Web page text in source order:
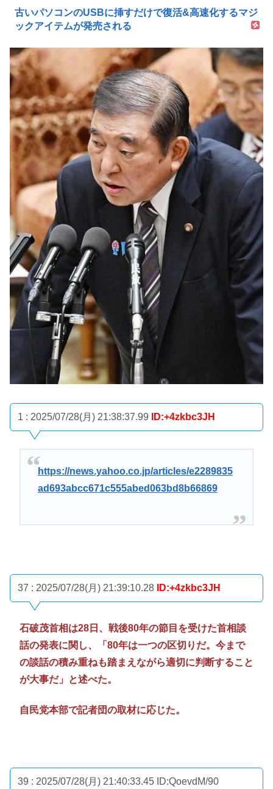
古いパソコンのUSBに挿すだけで復活&高速化するマジ
ックアイテムが発売される
1 : 2025/07/28(月) 21:38:37.99 ID:+4zkbc3JH
https://news.yahoo.co.jp/articles/e2289835
ad693abcc671c555abed063bd8b66869
37 : 2025/07/28(月) 21:39:10.28 ID:+4zkbc3JH
石破茂首相は28日、戦後80年の節目を受けた首相談
話の発表に関し、「80年は一つの区切りだ。今まで
の談話の積み重ねも踏まえながら適切に判断すること
が大事だ」と述べた。
自民党本部で記者団の取材に応じた。
39 : 2025/07/28(月) 21:40:33.45 ID:QoevdM/90